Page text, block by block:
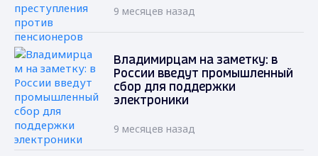
9 месяцев назад
Владимирцам на заметку: в
России введут промышленный
сбор для поддержки
электроники
9 месяцев назад